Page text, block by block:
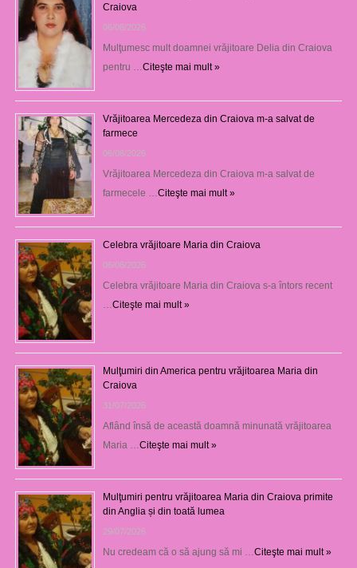
Craiova
06/08/2026
Mulţumesc mult doamnei vrăjitoare Delia din Craiova
pentru … Citeşte mai mult »
Vrăjitoarea Mercedeza din Craiova m-a salvat de
farmece
06/08/2026
Vrăjitoarea Mercedeza din Craiova m-a salvat de
farmecele … Citeşte mai mult »
Celebra vrăjitoare Maria din Craiova
06/08/2026
Celebra vrăjitoare Maria din Craiova s-a întors recent
Citeşte mai mult »
Mulţumiri din America pentru vrăjitoarea Maria din
Craiova
31/07/2026
Aflând însă de această doamnă minunată vrăjitoarea
Maria … Citeşte mai mult »
Mulţumiri pentru vrăjitoarea Maria din Craiova primite
din Anglia și din toată lumea
29/07/2026
Nu credeam că o să ajung să mi … Citeşte mai mult »